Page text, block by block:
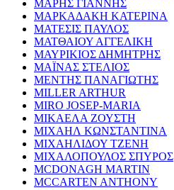
ΜΑΡΗΣ ΓΙΑΝΝΗΣ
ΜΑΡΚΑΔΑΚΗ ΚΑΤΕΡΙΝΑ
ΜΑΤΕΣΙΣ ΠΑΥΛΟΣ
ΜΑΤΘΑΙΟΥ ΑΓΓΕΛΙΚΗ
ΜΑΥΡΙΚΙΟΣ ΔΗΜΗΤΡΗΣ
ΜΑΪΝΑΣ ΣΤΕΛΙΟΣ
ΜΕΝΤΗΣ ΠΑΝΑΓΙΩΤΗΣ
MILLER ARTHUR
MIRO JOSEP-MARIA
ΜΙΚΑΕΛΑ ΖΟΥΣΤΗ
ΜΙΧΑΗΛ ΚΩΝΣΤΑΝΤΙΝΑ
ΜΙΧΑΗΛΙΔΟΥ ΤΖΕΝΗ
ΜΙΧΑΛΟΠΟΥΛΟΣ ΣΠΥΡΟΣ
MCDONAGH MARTIN
MCCARTEN ANTHONY